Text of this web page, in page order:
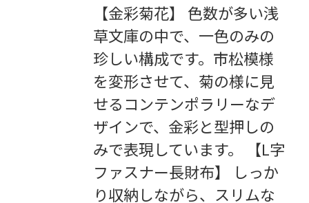
【金彩菊花】 色数が多い浅
草文庫の中で、一色のみの
珍しい構成です。市松模様
を変形させて、菊の様に見
せるコンテンポラリーなデ
ザインで、金彩と型押しの
みで表現しています。 【L字
ファスナー長財布】 しっか
り収納しながら、スリムな